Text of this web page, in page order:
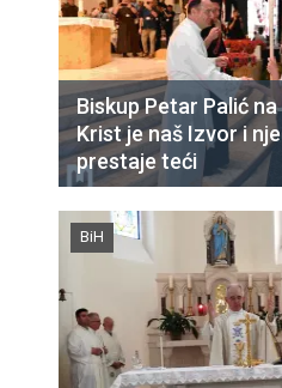
Biskup Petar Palić
Krist je naš Izvor i
prestaje teći
BiH